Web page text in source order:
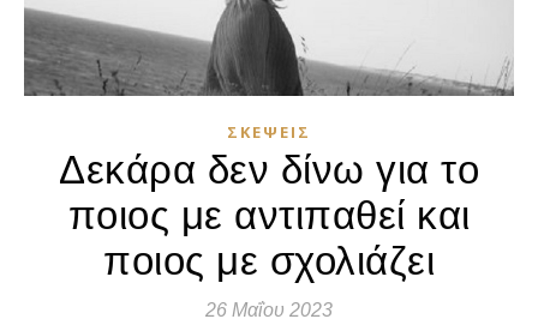
ΣΚΈΨΕΙΣ
Δεκάρα δεν δίνω για το
ποιος με αντιπαθεί και
ποιος με σχολιάζει
26 Μαΐου 2023